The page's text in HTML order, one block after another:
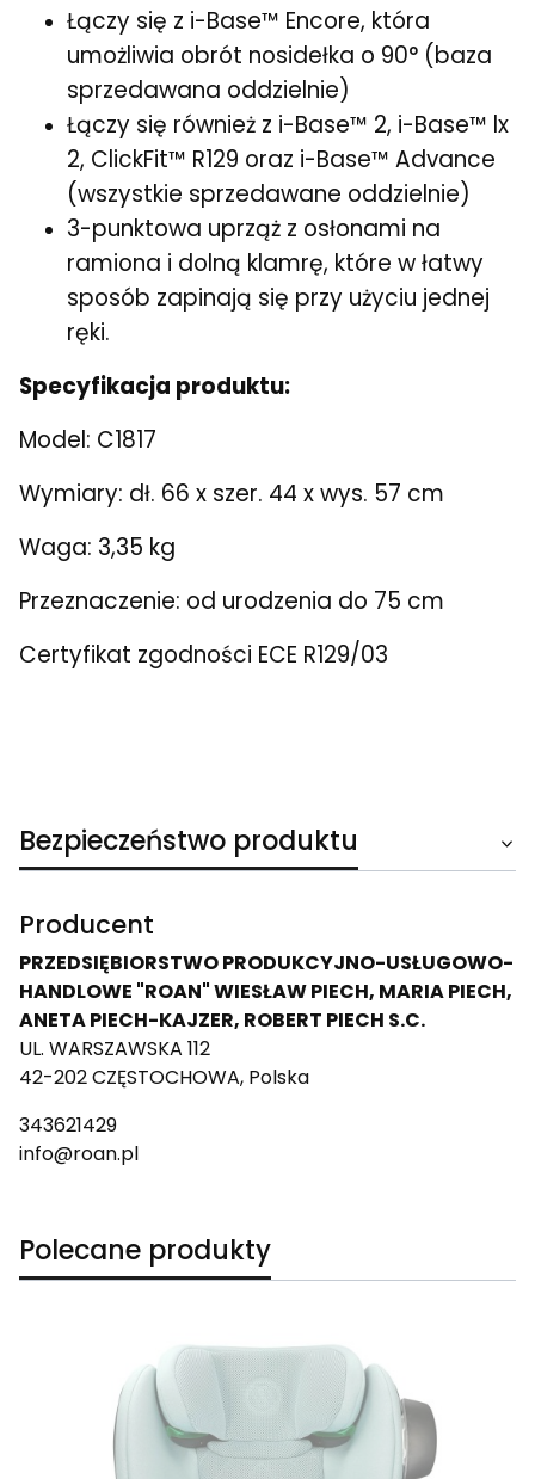
Łączy się z i-Base™ Encore, która
umożliwia obrót nosidełka o 90° (baza
sprzedawana oddzielnie)
Łączy się również z i-Base™ 2, i-Base™ lx
2, ClickFit™ R129 oraz i-Base™ Advance
(wszystkie sprzedawane oddzielnie)
3-punktowa uprząż z osłonami na
ramiona i dolną klamrę, które w łatwy
sposób zapinają się przy użyciu jednej
ręki.
Specyfikacja produktu:
Model: C1817
Wymiary: dł. 66 x szer. 44 x wys. 57 cm
Waga: 3,35 kg
Przeznaczenie: od urodzenia do 75 cm
Certyfikat zgodności ECE R129/03
Bezpieczeństwo produktu
Producent
PRZEDSIĘBIORSTWO PRODUKCYJNO-USŁUGOWO-
HANDLOWE "ROAN" WIESŁAW PIECH, MARIA PIECH,
ANETA PIECH-KAJZER, ROBERT PIECH S.C.
UL. WARSZAWSKA 112
42-202 CZĘSTOCHOWA, Polska
343621429
info@roan.pl
Polecane produkty